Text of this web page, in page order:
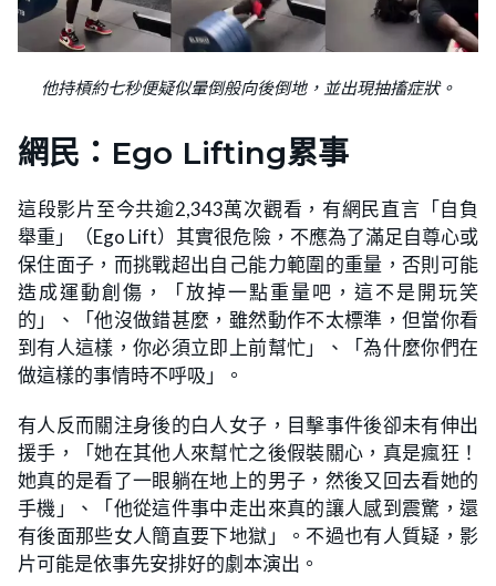
他持槓約七秒便疑似暈倒般向後倒地，並出現抽搐症狀。
網民：Ego Lifting累事
這段影片至今共逾2,343萬次觀看，有網民直言「自負
舉重」（Ego Lift）其實很危險，不應為了滿足自尊心或
保住面子，而挑戰超出自己能力範圍的重量，否則可能
造成運動創傷，「放掉一點重量吧，這不是開玩笑
的」、「他沒做錯甚麼，雖然動作不太標準，但當你看
到有人這樣，你必須立即上前幫忙」、「為什麼你們在
做這樣的事情時不呼吸」。
有人反而關注身後的白人女子，目擊事件後卻未有伸出
援手，「她在其他人來幫忙之後假裝關心，真是瘋狂！
她真的是看了一眼躺在地上的男子，然後又回去看她的
手機」、「他從這件事中走出來真的讓人感到震驚，還
有後面那些女人簡直要下地獄」。不過也有人質疑，影
片可能是依事先安排好的劇本演出。